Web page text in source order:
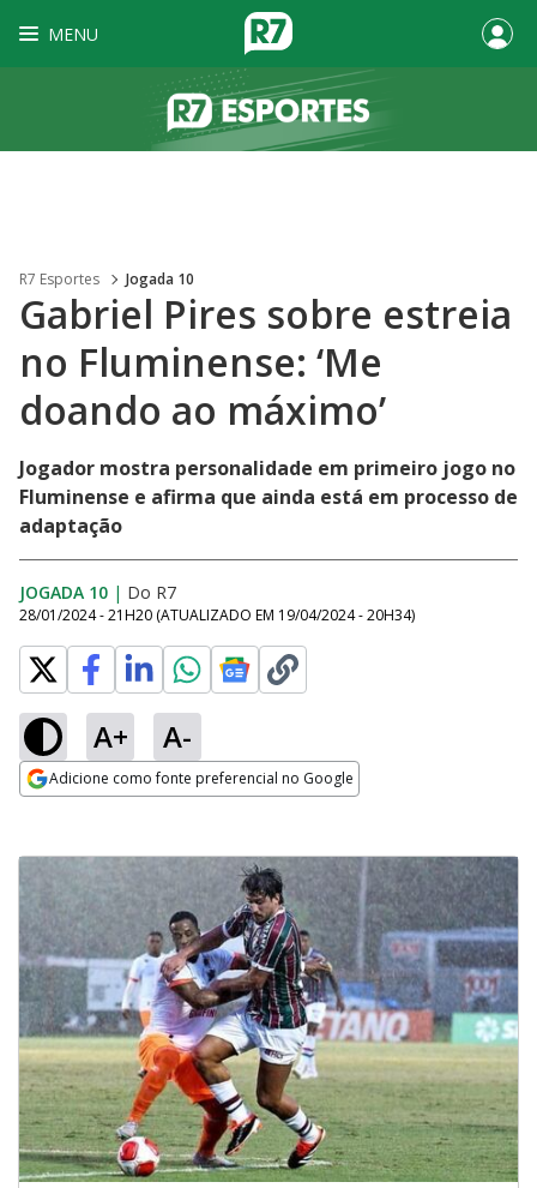
MENU
R7 Esportes Jogada 10
Gabriel Pires sobre estreia
no Fluminense: ‘Me
doando ao máximo’
Jogador mostra personalidade em primeiro jogo no
Fluminense e afirma que ainda está em processo de
adaptação
JOGADA 10 | Do R7
28/01/2024 - 21H20 (ATUALIZADO EM 19/04/2024 - 20H34)
A+ A-
Adicione como fonte preferencial no Google